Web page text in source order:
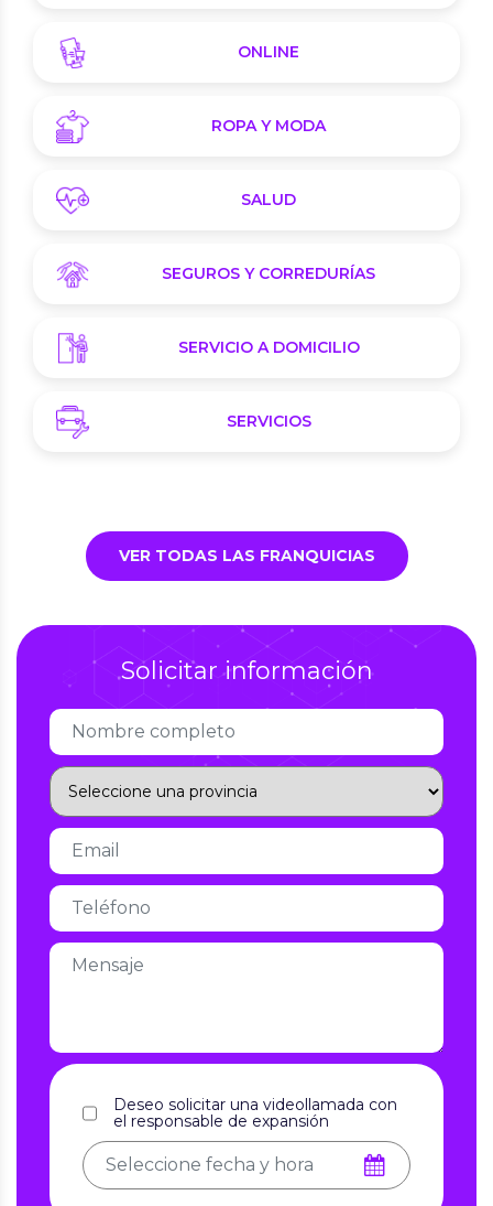
ONLINE
ROPA Y MODA
SALUD
SEGUROS Y CORREDURÍAS
SERVICIO A DOMICILIO
SERVICIOS
VER TODAS LAS FRANQUICIAS
Solicitar información
Deseo solicitar una videollamada con
el responsable de expansión